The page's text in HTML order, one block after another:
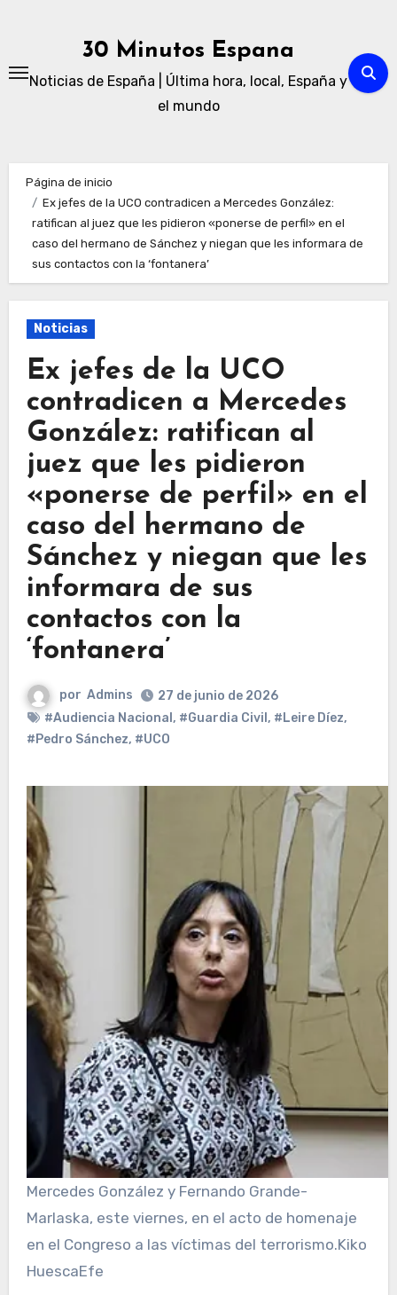
30 Minutos Espana
Noticias de España | Última hora, local, España y
el mundo
Página de inicio
Ex jefes de la UCO contradicen a Mercedes González:
ratifican al juez que les pidieron «ponerse de perfil» en el
caso del hermano de Sánchez y niegan que les informara de
sus contactos con la ‘fontanera’
Noticias
Ex jefes de la UCO
contradicen a Mercedes
González: ratifican al
juez que les pidieron
«ponerse de perfil» en el
caso del hermano de
Sánchez y niegan que les
informara de sus
contactos con la
‘fontanera’
por Admins
27 de junio de 2026
#Audiencia Nacional , #Guardia Civil , #Leire Díez,
#Pedro Sánchez, #UCO
Mercedes González y Fernando Grande-
Marlaska, este viernes, en el acto de homenaje
en el Congreso a las víctimas del terrorismo.Kiko
HuescaEfe